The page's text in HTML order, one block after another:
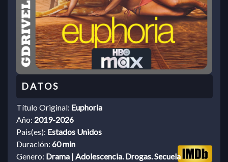
Título Original: Euphoria
Año: 2019-2026
Pais(es): Estados Unidos
Duración: 60 min
Genero: Drama | Adolescencia. Drogas. Secuela